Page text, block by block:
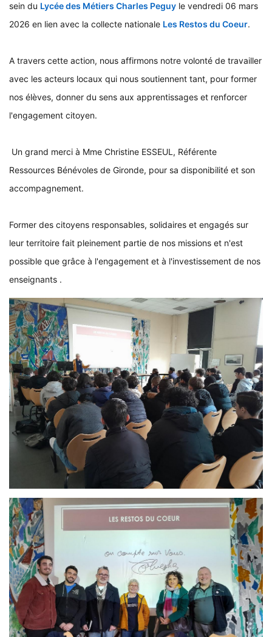
sein du Lycée des Métiers Charles Peguy le vendredi 06 mars
2026 en lien avec la collecte nationale Les Restos du Coeur.
A travers cette action, nous affirmons notre volonté de travailler
avec les acteurs locaux qui nous soutiennent tant, pour former
nos élèves, donner du sens aux apprentissages et renforcer
l'engagement citoyen.
Un grand merci à Mme Christine ESSEUL, Référente
Ressources Bénévoles de Gironde, pour sa disponibilité et son
accompagnement.
Former des citoyens responsables, solidaires et engagés sur
leur territoire fait pleinement partie de nos missions et n'est
possible que grâce à l'engagement et à l'investissement de nos
enseignants .